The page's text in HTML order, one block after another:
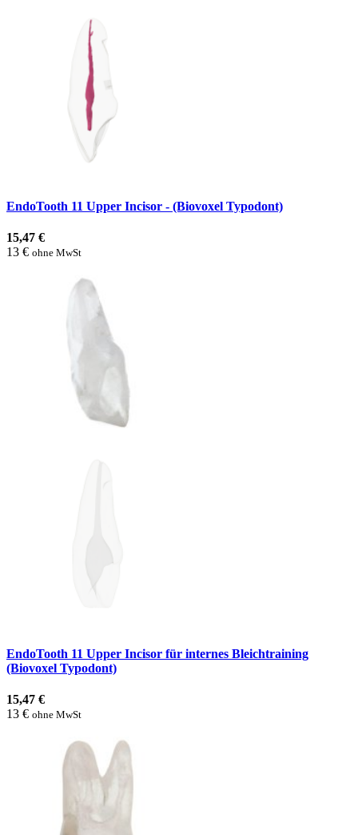
EndoTooth 11 Upper Incisor - (Biovoxel Typodont)
15,47 €
13 € ohne MwSt
EndoTooth 11 Upper Incisor für internes Bleichtraining
(Biovoxel Typodont)
15,47 €
13 € ohne MwSt